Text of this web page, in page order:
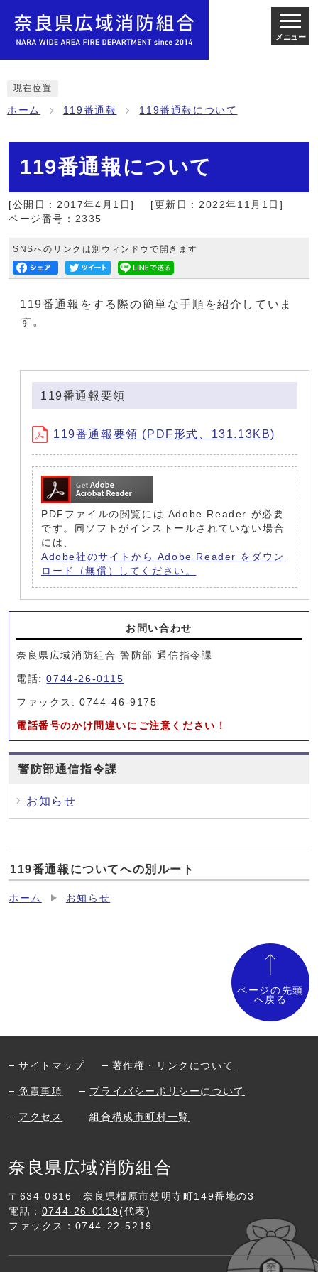
メニュー
現在位置
ホーム 119番通報 119番通報について
119番通報について
[公開日：2017年4月1日]
[更新日：2022年11月1日]
ページ番号：2335
SNSへのリンクは別ウィンドウで開きます
119番通報をする際の簡単な手順を紹介していま
す。
119番通報要領
119番通報要領 (PDF形式、131.13KB)
PDFファイルの閲覧には Adobe Reader が必要
です。同ソフトがインストールされていない場合
には、
Adobe社のサイトから Adobe Reader をダウン
ロード（無償）してください。
お問い合わせ
奈良県広域消防組合 警防部 通信指令課
電話:0744-26-0115
ファックス: 0744-46-9175
電話番号のかけ間違いにご注意ください！
警防部通信指令課
お知らせ
119番通報についてへの別ルート
ホーム お知らせ
ページの先頭
へ戻る
サイトマップ 著作権・リンクについて
免責事項 プライバシーポリシーについて
アクセス 組合構成市町村一覧
奈良県広域消防組合
〒634-0816
奈良県橿原市慈明寺町149番地の3
電話： 0744-26-0119 (代表)
ファックス：0744-22-5219